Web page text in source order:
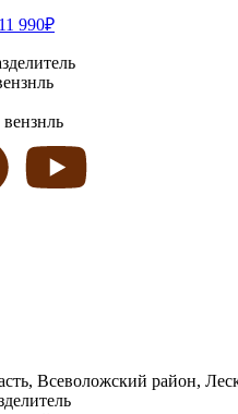
11 990₽
Всеволожский район,